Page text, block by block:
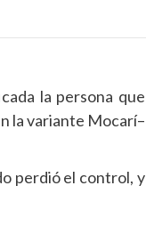
la persona que
la variante Mocarí–
perdió el control, y